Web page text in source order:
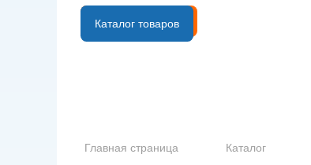
B2B портал
Каталог товаров
Главная страница Каталог